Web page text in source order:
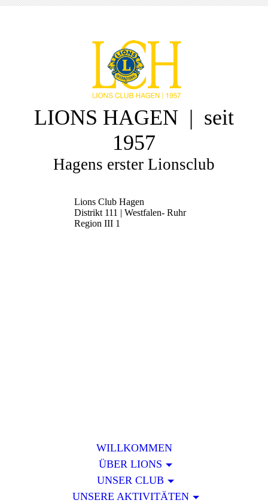
LIONS HAGEN | seit
1957
Hagens erster Lionsclub
Lions Club Hagen
Distrikt 111 | Westfalen- Ruhr
Region III 1
WILLKOMMEN
ÜBER LIONS
UNSER CLUB
UNSERE AKTIVITÄTEN